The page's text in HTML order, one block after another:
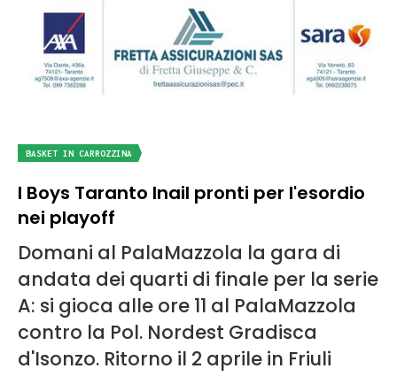
BASKET IN CARROZZINA
I Boys Taranto Inail pronti per l'esordio
nei playoff
Domani al PalaMazzola la gara di
andata dei quarti di finale per la serie
A: si gioca alle ore 11 al PalaMazzola
contro la Pol. Nordest Gradisca
d'Isonzo. Ritorno il 2 aprile in Friuli